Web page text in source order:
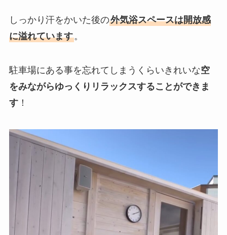
しっかり汗をかいた後の外気浴スペースは開放感
に溢れています。
駐車場にある事を忘れてしまうくらいきれいな空
をみながらゆっくりリラックスすることができま
す！